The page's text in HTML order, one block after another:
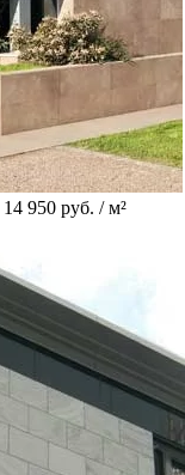
14 950 руб. / м²